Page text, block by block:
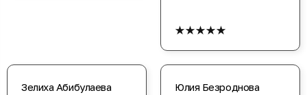
★★★★★
Зелиха Абибулаева Юлия Безроднова